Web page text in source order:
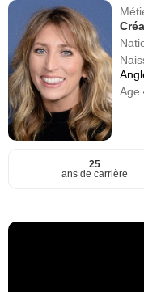
Age
25
ans de carrière